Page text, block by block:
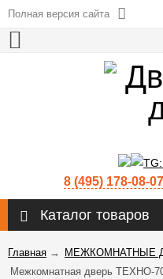
Полная версия сайта
8 (495) 178-08-07
Каталог товаров
Главная → МЕЖКОМНАТНЫЕ
Межкомнатная дверь ТЕХНО-